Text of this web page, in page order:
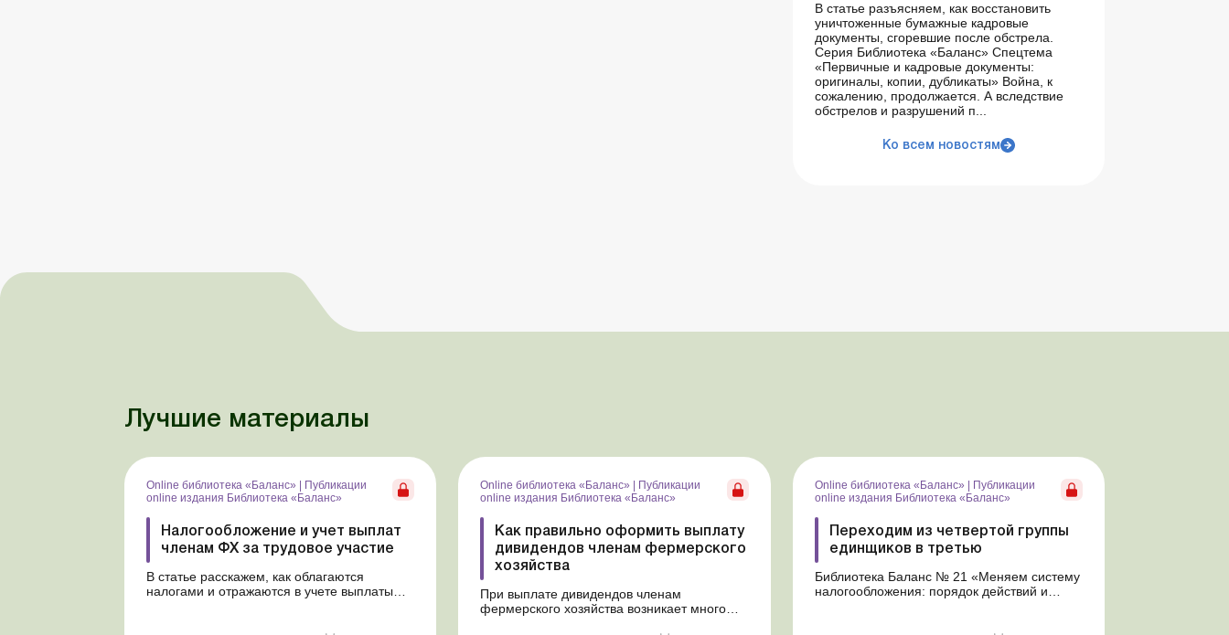
В статье разъясняем, как восстановить
уничтоженные бумажные кадровые
документы, сгоревшие после обстрела.
Серия Библиотека «Баланс» Спецтема
«Первичные и кадровые документы:
оригиналы, копии, дубликаты» Война, к
сожалению, продолжается. А вследствие
обстрелов и разрушений п...
Ко всем новостям
Лучшие материалы
Online библиотека «Баланс»
Публикации
online издания Библиотека «Баланс»
Налогообложение и учет выплат
членам ФХ за трудовое участие
В статье расскажем, как облагаются
налогами и отражаются в учете выплаты
Online библиотека «Баланс»
Публикации
online издания Библиотека «Баланс»
Как правильно оформить выплату
дивидендов членам фермерского
хозяйства
При выплате дивидендов членам
фермерского хозяйства возникает много
Online библиотека «Баланс»
Публикации
online издания Библиотека «Баланс»
Переходим из четвертой группы
единщиков в третью
Библиотека Баланс № 21 «Меняем систему
налогообложения: порядок действий и